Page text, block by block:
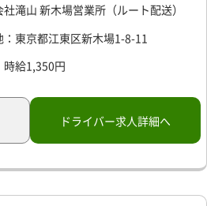
滝山 新木場営業所（ルート配送）
：東京都江東区新木場1-8-11
時給1,350円
ドライバー求人詳細へ